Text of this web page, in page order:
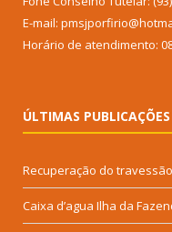
E-mail:
Horário de atendimento:
ÚLTIMAS PUBLICAÇÕES
Recuperação do
Caixa d’agua Ilha da